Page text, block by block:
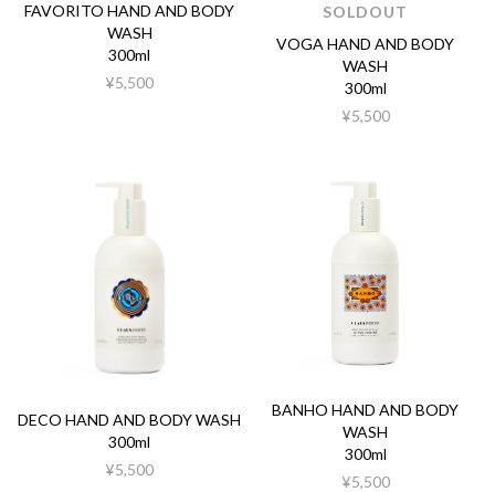
FAVORITO HAND AND BODY
WASH
300ml
¥5,500
SOLDOUT
VOGA HAND AND BODY
WASH
300ml
¥5,500
DECO HAND AND BODY WASH
300ml
¥5,500
BANHO HAND AND BODY
WASH
300ml
¥5,500